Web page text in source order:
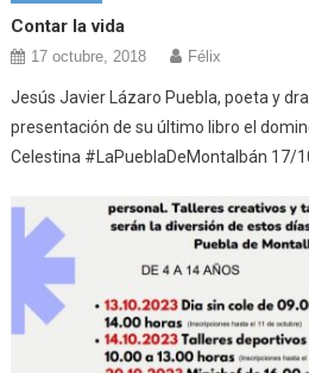
Contar la vida
17 octubre, 2018 Félix
Jesús Javier Lázaro Puebla, poeta y
presentación de su último libro el
Celestina #LaPueblaDeMontalbán 17/